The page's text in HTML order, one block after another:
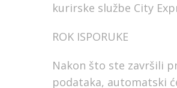
kurirske službe City
ROK ISPORUKE
Nakon što ste završili
podataka, automatski